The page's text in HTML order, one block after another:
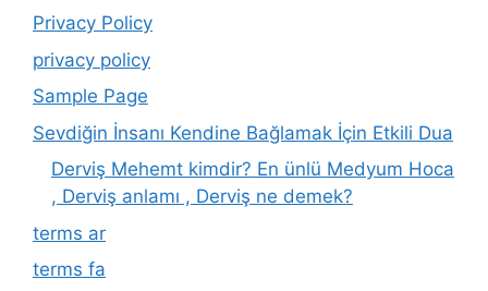
Privacy Policy
privacy policy
Sample Page
Sevdiğin İnsanı Kendine Bağlamak İçin Etkili Dua
Derviş Mehemt kimdir? En ünlü Medyum Hoca
, Derviş anlamı , Derviş ne demek?
terms ar
terms fa